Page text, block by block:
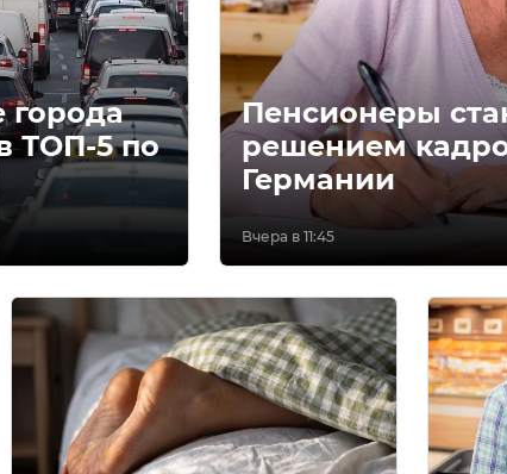
ТОП-5 по
Пенсионеры
решением
Германии
Вчера в 11:45